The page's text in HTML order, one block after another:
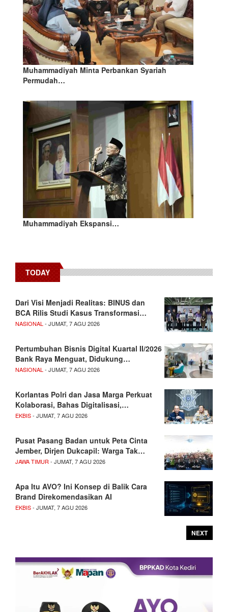
Muhammadiyah Minta Perbankan Syariah
Permudah…
Muhammadiyah Ekspansi…
TODAY
Dari Visi Menjadi Realitas: BINUS dan
BCA Rilis Studi Kasus Transformasi…
NASIONAL- JUMAT, 7 AGU 2026
Pertumbuhan Bisnis Digital Kuartal II/2026
Bank Raya Menguat, Didukung…
NASIONAL- JUMAT, 7 AGU 2026
Korlantas Polri dan Jasa Marga Perkuat
Kolaborasi, Bahas Digitalisasi,…
EKBIS- JUMAT, 7 AGU 2026
Pusat Pasang Badan untuk Peta Cinta
Jember, Dirjen Dukcapil: Warga Tak…
JAWA TIMUR- JUMAT, 7 AGU 2026
Apa Itu AVO? Ini Konsep di Balik Cara
Brand Direkomendasikan AI
EKBIS- JUMAT, 7 AGU 2026
NEXT